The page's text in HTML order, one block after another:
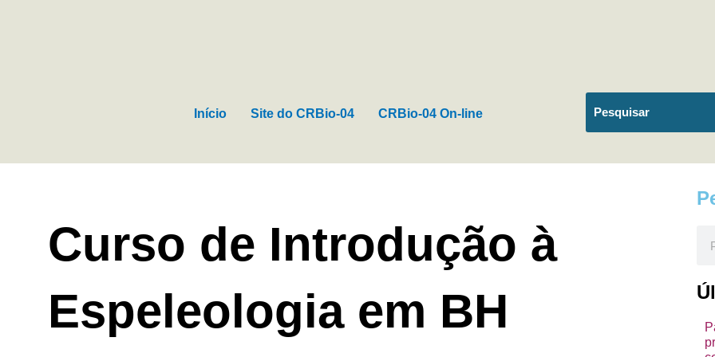
Início Site do CRBio-04 CRBio-04 On-line
Curso de Introdução à
Espeleologia em BH